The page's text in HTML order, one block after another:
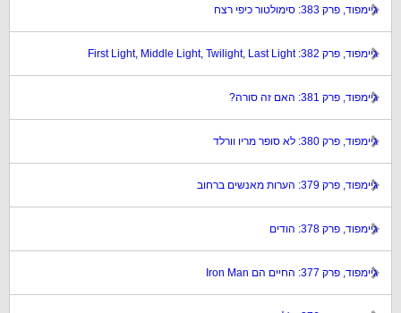
גיימפוד, פרק 383: סימולטור כיפי רצח
גיימפוד, פרק 382: First Light, Middle Light, Twilight, Last Light
גיימפוד, פרק 381: האם זה סורה?
גיימפוד, פרק 380: לא סופר מריו וורלד
גיימפוד, פרק 379: הערות מאנשים ברחוב
גיימפוד, פרק 378: הודים
גיימפוד, פרק 377: החיים הם Iron Man